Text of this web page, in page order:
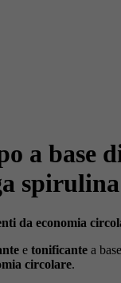
a base
spirulina
da economia
e tonificante a
circolare.